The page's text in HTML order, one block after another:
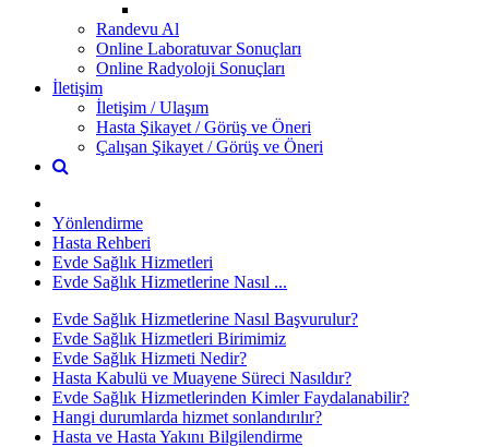
Randevu Al
Online Laboratuvar Sonuçları
Online Radyoloji Sonuçları
İletişim
İletişim / Ulaşım
Hasta Şikayet / Görüş ve Öneri
Çalışan Şikayet / Görüş ve Öneri
Yönlendirme
Hasta Rehberi
Evde Sağlık Hizmetleri
Evde Sağlık Hizmetlerine Nasıl ...
Evde Sağlık Hizmetlerine Nasıl Başvurulur?
Evde Sağlık Hizmetleri Birimimiz
Evde Sağlık Hizmeti Nedir?
Hasta Kabulü ve Muayene Süreci Nasıldır?
Evde Sağlık Hizmetlerinden Kimler Faydalanabilir?
Hangi durumlarda hizmet sonlandırılır?
Hasta ve Hasta Yakını Bilgilendirme